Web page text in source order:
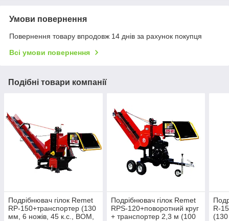
Умови повернення
Повернення товару впродовж 14 днів за рахунок покупця
Всі умови повернення
Подібні товари компанії
Подрібнювач гілок Remet
RP-150+транспортер (130
мм, 6 ножів, 45 к.с., BOM,
Подрібнювач гілок Remet
RPS-120+поворотний круг
+ транспортер 2,3 м (100
R-